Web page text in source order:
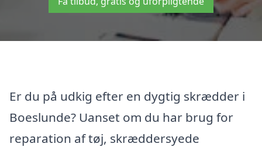
Er du på udkig efter en dygtig skrædder i
Boeslunde? Uanset om du har brug for
reparation af tøj, skræddersyede